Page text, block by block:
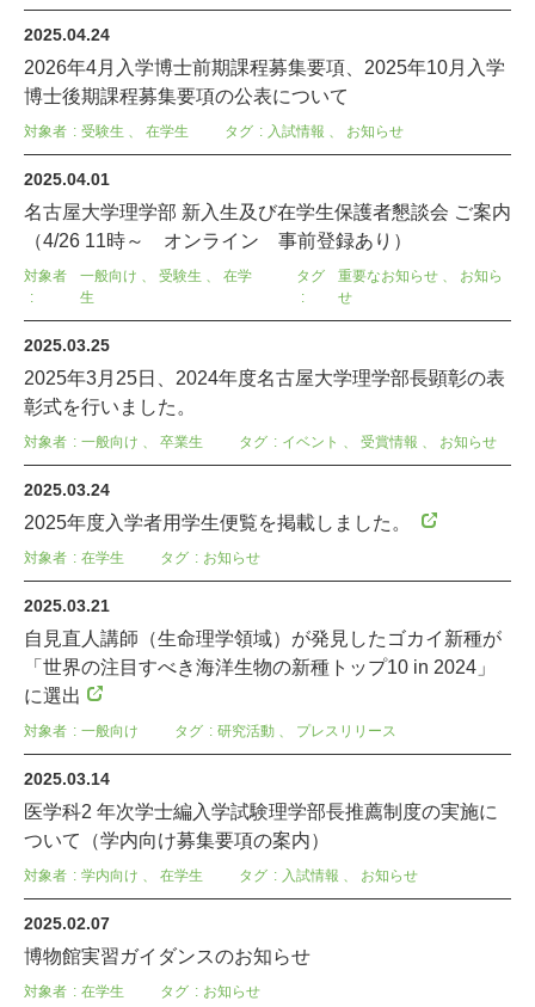
2025.04.24
2026年4月入学博士前期課程募集要項、2025年10月入学
博士後期課程募集要項の公表について
対象者 受験生 、 在学生 タグ 入試情報 、 お知らせ
2025.04.01
名古屋大学理学部 新入生及び在学生保護者懇談会 ご案内
（4/26 11時～ オンライン 事前登録あり）
対象者 一般向け 、 受験生 、 在学
生
タグ 重要なお知らせ、 お知ら
せ
2025.03.25
2025年3月25日、2024年度名古屋大学理学部長顕彰の表
彰式を行いました。
対象者 一般向け 、 卒業生 タグ イベント 、 受賞情報 、 お知らせ
2025.03.24
2025年度入学者用学生便覧を掲載しました。
対象者 在学生 タグ お知らせ
2025.03.21
自見直人講師（生命理学領域）が発見したゴカイ新種が
「世界の注目すべき海洋生物の新種トップ10 in 2024」
に選出
対象者 一般向け タグ 研究活動 、 プレスリリース
2025.03.14
医学科2 年次学士編入学試験理学部長推薦制度の実施に
ついて（学内向け募集要項の案内）
対象者 学内向け 、 在学生 タグ 入試情報 、 お知らせ
2025.02.07
博物館実習ガイダンスのお知らせ
対象者 在学生 タグ お知らせ